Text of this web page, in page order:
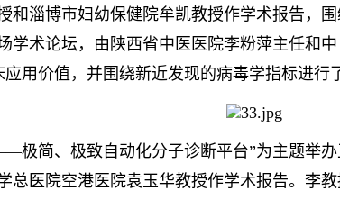
和淄博市妇幼保健院牟凯教授作学术报告，
学术论坛，由陕西省中医医院李粉萍主任和
用价值，并围绕新近发现的病毒学指标进行
极简、极致自动化分子诊断平台”为主题举
总医院空港医院袁玉华教授作学术报告。李